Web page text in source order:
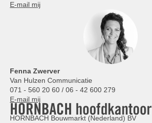
E-mail mij
Fenna Zwerver
Van Hulzen Communicatie
071 - 560 20 60 / 06 - 42 600 279
E-mail mij
HORNBACH hoofdkantoor
HORNBACH Bouwmarkt (Nederland) BV